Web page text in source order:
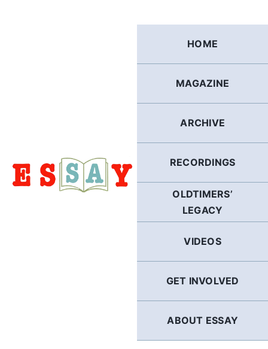
HOME
MAGAZINE
ARCHIVE
RECORDINGS
OLDTIMERS’
LEGACY
VIDEOS
GET INVOLVED
ABOUT ESSAY